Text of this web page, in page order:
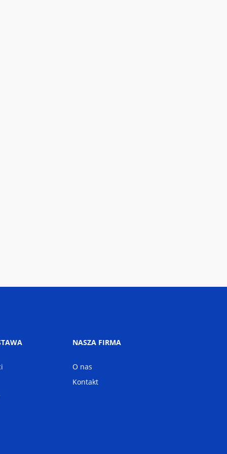
NASZA FIRMA
O nas
Kontakt